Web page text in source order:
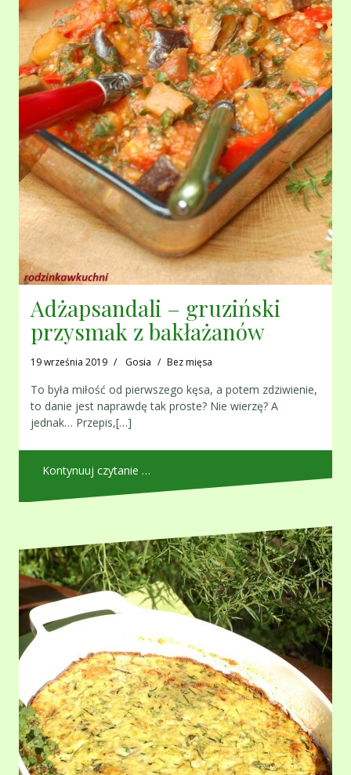
Adżapsandali – gruziński
przysmak z bakłażanów
19 września 2019 Gosia Bez mięsa
To była miłość od pierwszego kęsa, a potem zdziwienie,
to danie jest naprawdę tak proste? Nie wierzę? A
jednak… Przepis,[…]
Kontynuuj czytanie …